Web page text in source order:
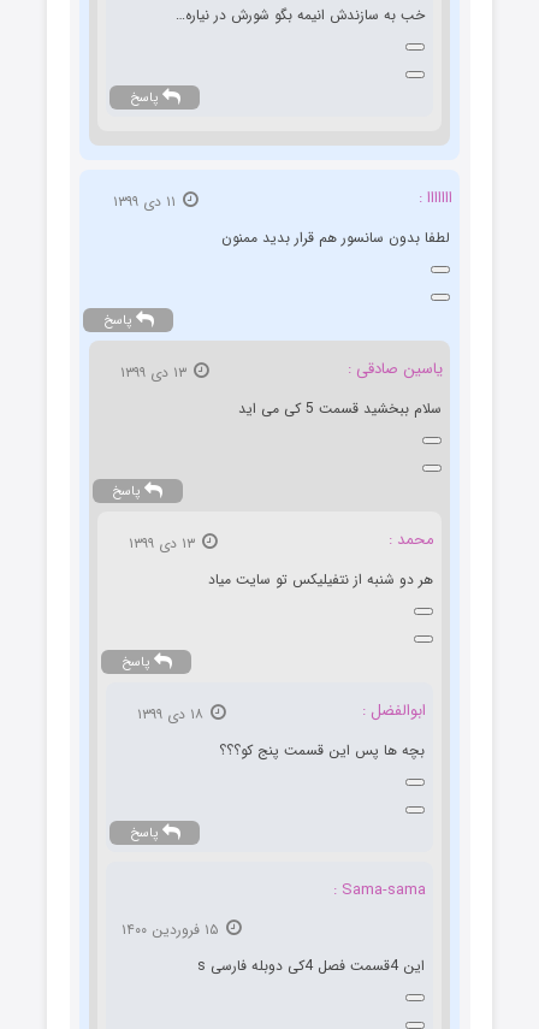
خب به سازندش انیمه بگو شورش در نیاره…
پاسخ
ااااااا :
لطفا بدون سانسور هم قرار بدید ممنون
پاسخ
یاسین صادقی :
سلام ببخشید قسمت 5 کی می اید
پاسخ
محمد :
هر دو شنبه از نتفیلیکس تو سایت میاد
پاسخ
ابوالفضل :
بچه ها پس این قسمت پنج‌ کو؟؟؟
پاسخ
Sama-sama :
این 4قسمت فصل 4کی دوبله فارسی s